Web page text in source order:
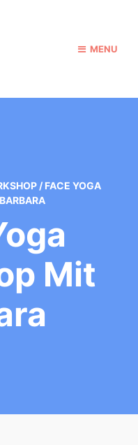
MENU
/ FACE YOGA
Mit